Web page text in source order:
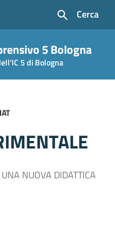
Cerca
5 Bologna
5 di Bologna
NUOVA DIDATTICA